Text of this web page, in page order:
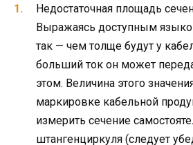
Недостаточная площадь
Выражаясь доступным
так — чем толще будут у
больший ток он может
этом. Величина этого
маркировке кабельной
измерить сечение
штангенциркуля (следует